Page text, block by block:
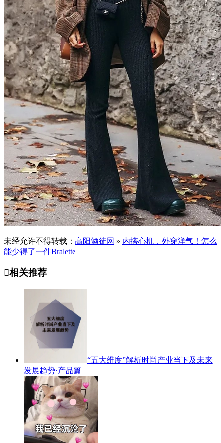
未经允许不得转载： 高阳酒徒网 » 内搭心机，外穿洋气！怎么
能少得了一件Bralette
相关推荐
“五大维度”解析时尚产业当下及未来
发展趋势·产品篇